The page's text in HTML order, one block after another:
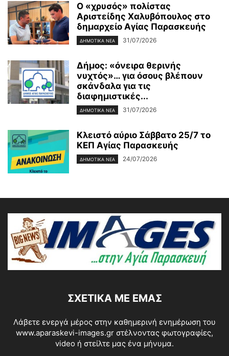
Ο «χρυσός» πολίστας
Αριστείδης Χαλυβόπουλος στο
δημαρχείο Αγίας Παρασκευής
ΔΗΜΟΤΙΚΑ ΝΕΑ 31/07/2026
Δήμος: «όνειρα θερινής
νυχτός»… για όσους βλέπουν
σκάνδαλα για τις
διαφημιστικές...
ΔΗΜΟΤΙΚΑ ΝΕΑ 31/07/2026
Κλειστό αύριο Σάββατο 25/7 το
ΚΕΠ Αγίας Παρασκευής
ΔΗΜΟΤΙΚΑ ΝΕΑ 24/07/2026
ΣΧΕΤΙΚΆ ΜΕ ΕΜΆΣ
Λάβετε ενεργά μέρος στην καθημερινή ενημέρωση του
www.aparaskevi-images.gr στέλνοντας φωτογραφίες,
video ή στείλτε μας ένα μήνυμα.